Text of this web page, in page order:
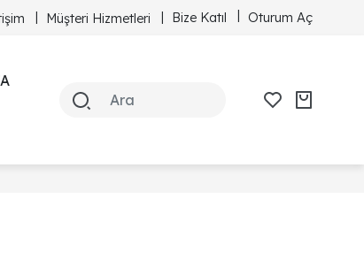
Müşteri Hizmetleri Bize Katıl Oturum Aç